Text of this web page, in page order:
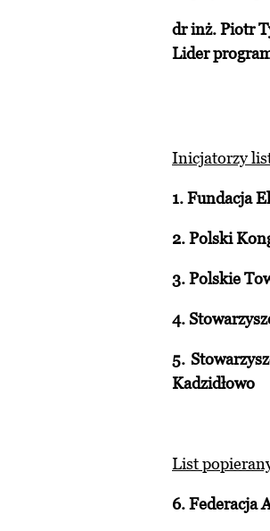
dr inż. Piotr
Lider
Inicjatorzy
1. Fundacja
2. Polski
3. Polskie
4.
5.
Kadzidłowo
List
6. Federacja